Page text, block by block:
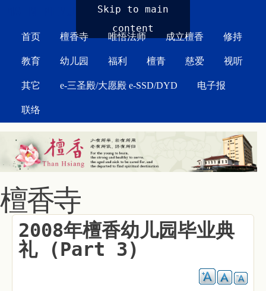
Skip to main
content
首页 檀香寺 唯悟法师 成立檀香 修持
教育 幼儿园 福利 檀青 慈爱 视听
其它 e-三圣殿/大愿殿 e-SSD/DYD 电子报
联络
檀香寺
2008年檀香幼儿园毕业典
礼 (Part 3)